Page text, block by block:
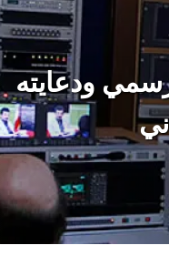
ودعايته